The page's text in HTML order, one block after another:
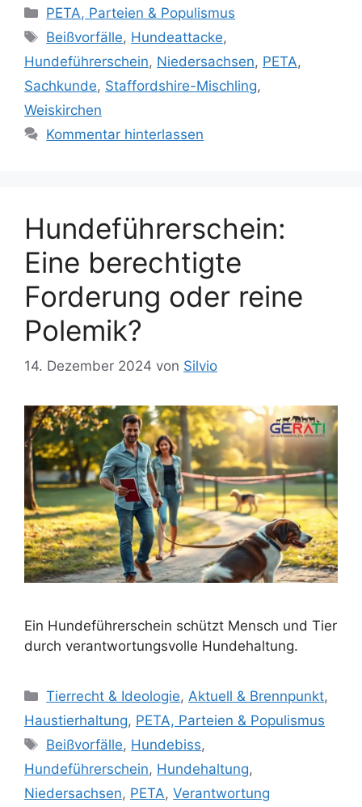
K
a
e
g
o
r
PETA, Parteien & Populismus
S
l
a
g
e
r
Beißvorfälle, Hundeattacke,
Hundeführerschein, Niedersachsen, PETA,
Sachkunde, Staffordshire-Mischling,
Weiskirchen
Kommentar hinterlassen
Hundeführerschein:
Eine berechtigte
Forderung oder reine
Polemik?
14. Dezember 2024 von Silvio
Ein Hundeführerschein schützt Mensch und Tier
durch verantwortungsvolle Hundehaltung.
K
e
g
o
Tierrecht & Ideologie, Aktuell & Brennpunkt,
Haustierhaltung, PETA, Parteien & Populismus
S
l
Beißvorfälle, Hundebiss,
Hundeführerschein, Hundehaltung,
Niedersachsen, PETA, Verantwortung